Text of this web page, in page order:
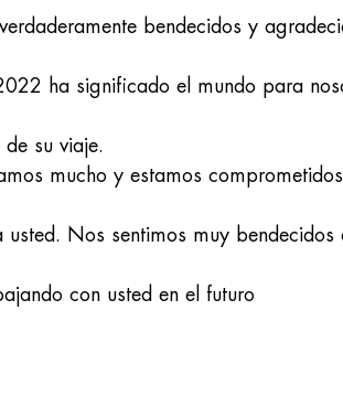
bendecidos y
ha significado el mundo para
su viaje.
mucho y estamos
Nos sentimos muy bendecidos
con usted en el futuro